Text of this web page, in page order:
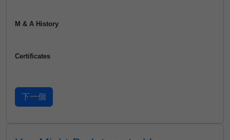
M & A History
Certificates